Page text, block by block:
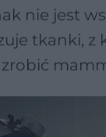
nie jest
tkanki, z